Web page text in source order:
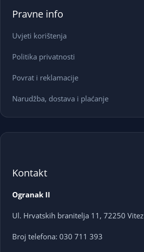
Pravne info
Uvjeti korištenja
Politika privatnosti
Povrat i reklamacije
Narudžba, dostava i plaćanje
Kontakt
Ogranak II
Ul. Hrvatskih branitelja 11, 72250 Vitez
Broj telefona: 030 711 393